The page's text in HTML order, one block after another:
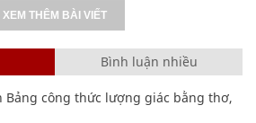
XEM THÊM BÀI VIẾT
Bình luận nhiều
Bảng công thức lượng giác bằng thơ,